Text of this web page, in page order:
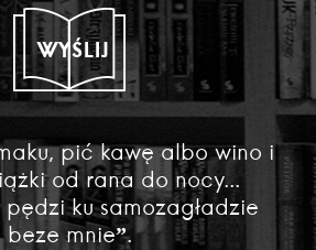
WYŚLIJ
pić kawę albo wino i
od rana do nocy...
ku samozagładzie
beze mnie”.